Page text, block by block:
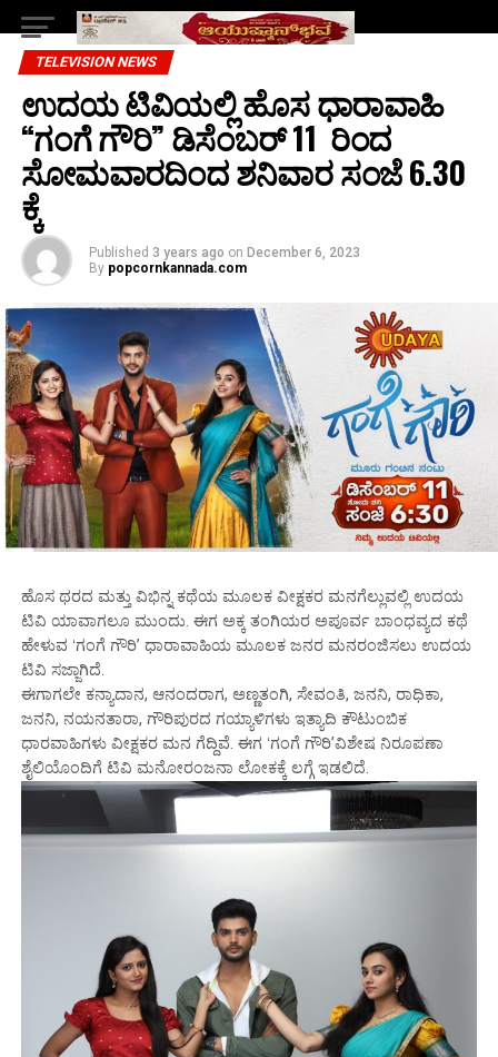
TELEVISION NEWS
ಉದಯ ಟಿವಿಯಲ್ಲಿ ಹೊಸ ಧಾರಾವಾಹಿ
“ಗಂಗೆ ಗೌರಿ” ಡಿಸೆಂಬರ್‌ 11 ರಿಂದ
ಸೋಮವಾರದಿಂದ ಶನಿವಾರ ಸಂಜೆ 6.30
ಕ್ಕೆ
Published 3 years ago on December 6, 2023
By popcornkannada.com
ಹೊಸ ಥರದ ಮತ್ತು ವಿಭಿನ್ನ ಕಥೆಯ ಮೂಲಕ ವೀಕ್ಷಕರ ಮನಗೆಲ್ಲುವಲ್ಲಿ ಉದಯ
ಟಿವಿ ಯಾವಾಗಲೂ ಮುಂದು. ಈಗ ಅಕ್ಕ ತಂಗಿಯರ ಅಪೂರ್ವ ಬಾಂಧವ್ಯದ ಕಥೆ
ಹೇಳುವ ʻಗಂಗೆ ಗೌರಿʼ ಧಾರಾವಾಹಿಯ ಮೂಲಕ ಜನರ ಮನರಂಜಿಸಲು ಉದಯ
ಟಿವಿ ಸಜ್ಜಾಗಿದೆ.
ಈಗಾಗಲೇ ಕನ್ಯಾದಾನ, ಆನಂದರಾಗ, ಅಣ್ಣತಂಗಿ, ಸೇವಂತಿ, ಜನನಿ, ರಾಧಿಕಾ,
ಜನನಿ, ನಯನತಾರಾ, ಗೌರಿಪುರದ ಗಯ್ಯಾಳಿಗಳು ಇತ್ಯಾದಿ ಕೌಟುಂಬಿಕ
ಧಾರವಾಹಿಗಳು ವೀಕ್ಷಕರ ಮನ ಗೆದ್ದಿವೆ. ಈಗ ʻಗಂಗೆ ಗೌರಿʼವಿಶೇಷ ನಿರೂಪಣಾ
ಶೈಲಿಯೊಂದಿಗೆ ಟಿವಿ ಮನೋರಂಜನಾ ಲೋಕಕ್ಕೆ ಲಗ್ಗೆ ಇಡಲಿದೆ.